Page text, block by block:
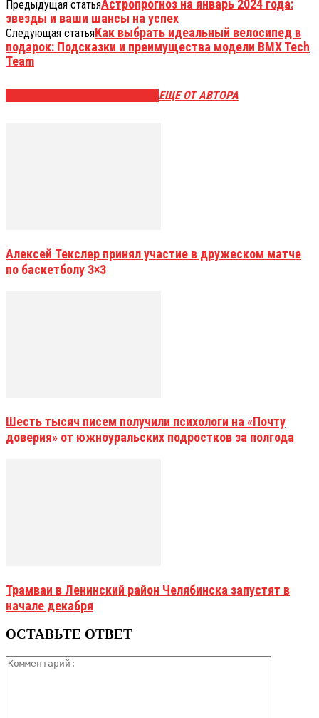
Предыдущая статьяАстропрогноз на январь 2024 года:
звезды и ваши шансы на успех
Следующая статьяКак выбрать идеальный велосипед в
подарок: Подсказки и преимущества модели BMX Tech
Team
ЕЩЕ ОТ АВТОРА
Алексей Текслер принял участие в дружеском матче
по баскетболу 3×3
Шесть тысяч писем получили психологи на «Почту
доверия» от южноуральских подростков за полгода
Трамваи в Ленинский район Челябинска запустят в
начале декабря
ОСТАВЬТЕ ОТВЕТ